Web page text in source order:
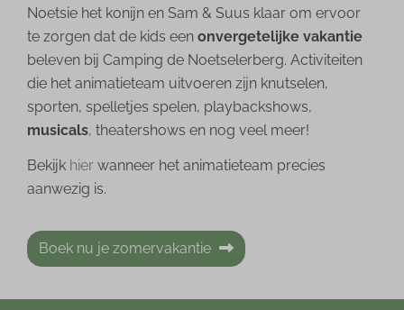
Noetsie het konijn en Sam & Suus klaar om ervoor
te zorgen dat de kids eenonvergetelijke vakantie
beleven bij Camping de Noetselerberg. Activiteiten
die het animatieteam uitvoeren zijn knutselen,
sporten, spelletjes spelen, playbackshows,
musicals, theatershows en nog veel meer!
Bekijk hier wanneer het animatieteam precies
aanwezig is.
Boek nu je zomervakantie